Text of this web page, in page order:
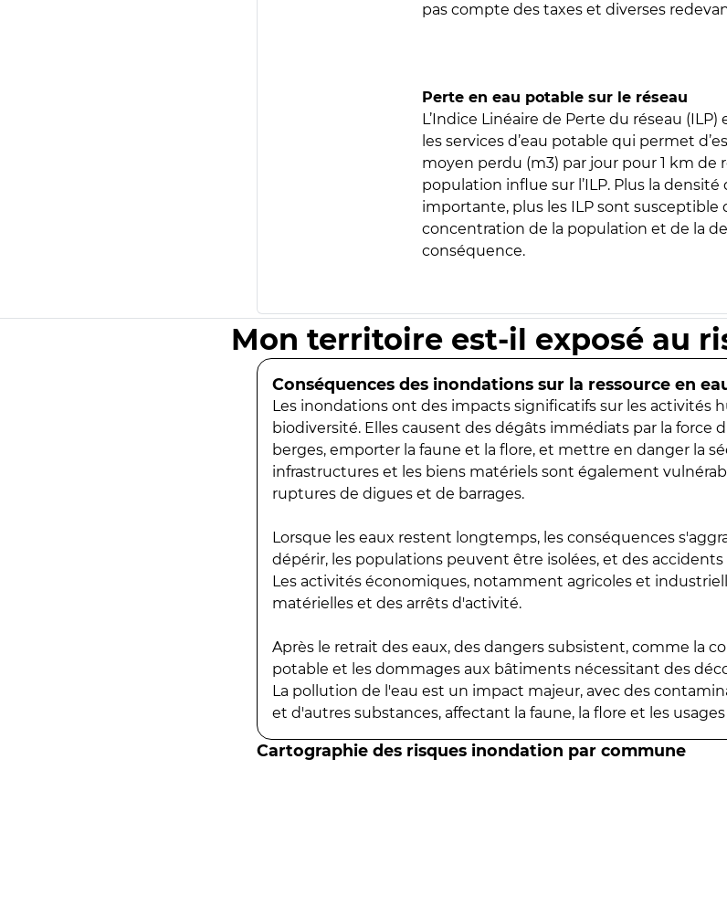
pas compte des taxes et diverses
Perte en eau potable sur le réseau
L’Indice Linéaire de Perte du réseau
les services d’eau potable qui permet
moyen perdu (m3) par jour pour 1 km de
population influe sur l’ILP. Plus la
importante, plus les ILP sont susceptible
concentration de la population et de la
conséquence.
Mon territoire est-il exposé au
Conséquences des inondations sur la ressource en
Les inondations ont des impacts significatifs sur les activités
biodiversité. Elles causent des dégâts immédiats par la force
berges, emporter la faune et la flore, et mettre en danger la
infrastructures et les biens matériels sont également
ruptures de digues et de barrages.
Lorsque les eaux restent longtemps, les conséquences
dépérir, les populations peuvent être isolées, et des
Les activités économiques, notamment agricoles et
matérielles et des arrêts d'activité.
Après le retrait des eaux, des dangers subsistent, comme la
potable et les dommages aux bâtiments nécessitant des
La pollution de l'eau est un impact majeur, avec des
et d'autres substances, affectant la faune, la flore et les usages
Cartographie des risques inondation par commune